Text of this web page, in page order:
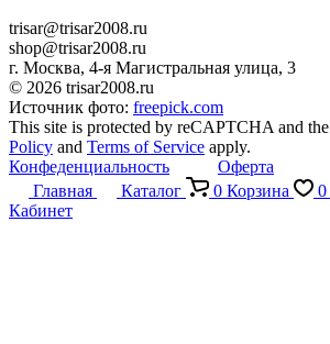
trisar@trisar2008.ru
shop@trisar2008.ru
г. Москва, 4-я Магистральная улица, 3
© 2026 trisar2008.ru
Источник фото: freepick.com
This site is protected by reCAPTCHA and
Policy and Terms of Service apply.
Конфеденциальность
Оферта
Главная
Каталог 0 Корзина 0
Кабинет